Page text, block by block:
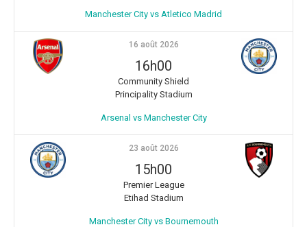
Manchester City vs Atletico Madrid
16 août 2026
16h00
Community Shield
Principality Stadium
Arsenal vs Manchester City
23 août 2026
15h00
Premier League
Etihad Stadium
Manchester City vs Bournemouth